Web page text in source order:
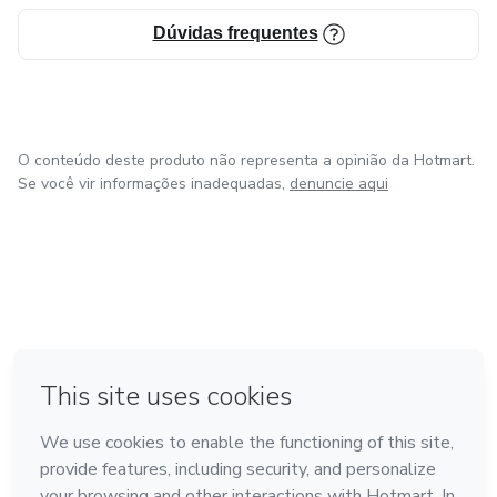
Dúvidas frequentes
O conteúdo deste produto não representa a opinião da Hotmart.
Se você vir informações inadequadas, denuncie aqui
Feito com ❤ na Cidade do México